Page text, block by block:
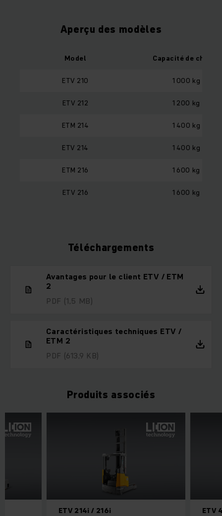
Aperçu des modèles
Model Capacité de charge
ETV 210 1 000 kg
ETV 212 1 200 kg
ETM 214 1 400 kg
ETV 214 1 400 kg
ETM 216 1 600 kg
ETV 216 1 600 kg
Téléchargements
Avantages pour le client ETV / ETM
2
PDF (1,5 MB)
Caractéristiques techniques ETV /
ETM 2
PDF (613,9 KB)
Produits associés
ETV 214i / 216i ETV